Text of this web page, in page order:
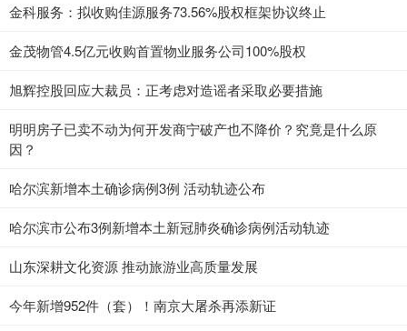
金科服务：拟收购佳源服务73.56%股权框架协议终止
金茂物管4.5亿元收购首置物业服务公司100%股权
旭辉控股回应大裁员：正考虑对造谣者采取必要措施
明明房子已卖不动为何开发商宁破产也不降价？究竟是什么原
因？
哈尔滨新增本土确诊病例3例 活动轨迹公布
哈尔滨市公布3例新增本土新冠肺炎确诊病例活动轨迹
山东深耕文化资源 推动旅游业高质量发展
今年新增952件（套）！南京大屠杀再添新证